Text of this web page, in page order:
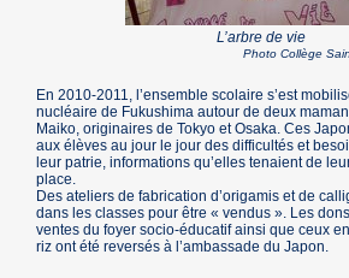
L’arbre de vie
Photo Collège
En 2010-2011, l’ensemble scolaire s’est
nucléaire de Fukushima autour de deux
Maiko, originaires de Tokyo et Osaka. Ces
aux élèves au jour le jour des difficultés et
leur patrie, informations qu’elles tenaient de
place.
Des ateliers de fabrication d’origamis et de
dans les classes pour être « vendus ». Les
ventes du foyer socio-éducatif ainsi que ceux
riz ont été reversés à l’ambassade du Japon.